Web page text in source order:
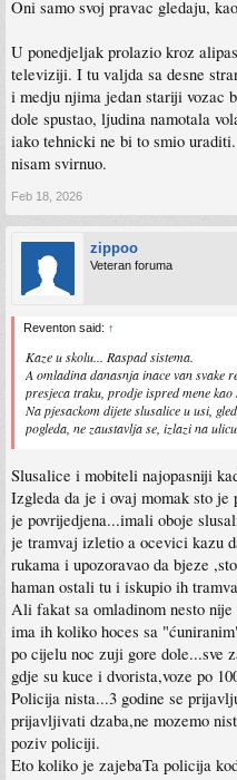
Oni samo svoj pravac gledaju,
U ponedjeljak prolazio kroz
televiziji. I tu valjda sa desne
i medju njima jedan stariji vozac
dole spustao, ljudina namotala
iako tehnicki ne bi to smio
nisam svirnuo.
Feb 18, 2026
zippoo
Veteran foruma
Reventon said: ↑
Kaze u skolu... Raspad sistema.
A omladina danasnja inace van svake
presjeca traku, prodje ispred mene kao
Na pjesackom dijete slusalice u usi,
pogleda, ne zaustavlja se, izlazi na
Slusalice i mobiteli najopasniji
Izgleda da je i ovaj momak sto je
je povrijedjena...imali oboje
je tramvaj izletio a ocevici kazu
rukama i upozoravao da bjeze
haman ostali tu i iskupio ih
Ali fakat sa omladinom nesto
ima ih koliko hoces sa
po cijelu noc zuji gore dole...sve
gdje su kuce i dvorista,voze po
Policija nista...3 godine se
prijavljivati dzaba,ne mozemo
poziv policiji.
Eto koliko je zajebaTa policija